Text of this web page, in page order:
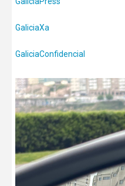
GaliciaXa
GaliciaConfidencial